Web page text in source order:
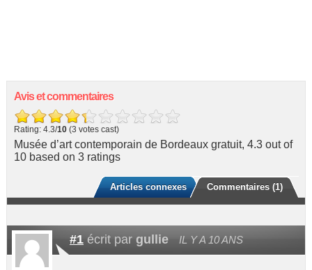
Avis et commentaires
Rating: 4.3/10(3 votes cast)
Musée d’art contemporain de Bordeaux gratuit, 4.3out of
10based on 3ratings
Commentaires (1)
Articles connexes
#1écrit par gullie IL Y A 10 ANS